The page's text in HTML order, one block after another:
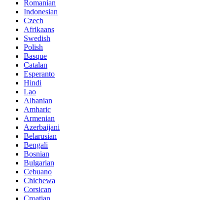
Romanian
Indonesian
Czech
Afrikaans
Swedish
Polish
Basque
Catalan
Esperanto
Hindi
Lao
Albanian
Amharic
Armenian
Azerbaijani
Belarusian
Bengali
Bosnian
Bulgarian
Cebuano
Chichewa
Corsican